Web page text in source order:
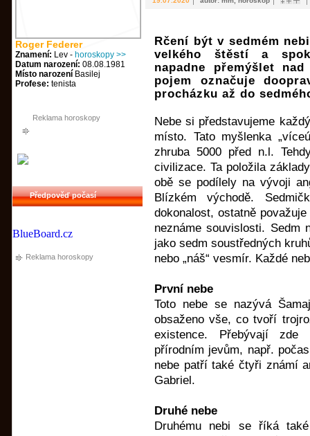
Roger Federer
Znamení: Lev - horoskopy >>
Datum narození: 08.08.1981
Místo narození Basilej
Profese: tenista
Reklama horoskopy
Předpověď počasí
BlueBoard.cz
Reklama horoskopy
Rčení být v sedmém
velkého štěstí a
napadne přemýšlet
pojem označuje
procházku až do
Nebe si představujeme
místo. Tato myšlenka
zhruba 5000 před n.l.
civilizace. Ta položila
obě se podílely na vývoji
Blízkém východě.
dokonalost, ostatně
neznáme souvislosti. Sedm
jako sedm soustředných
nebo „náš“ vesmír. Každé
První nebe
Toto nebe se nazývá
obsaženo vše, co tvoří
existence. Přebývají zde
přírodním jevům, např.
nebe patří také čtyři známí
Gabriel.
Druhé nebe
Druhému nebi se říká